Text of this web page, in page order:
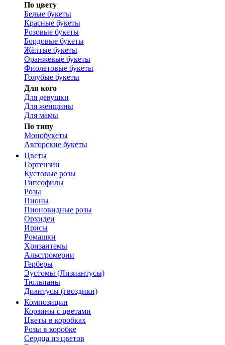
По цвету
Белые букеты
Красные букеты
Розовые букеты
Бордовые букеты
Жёлтые букеты
Оранжевые букеты
Фиолетовые букеты
Голубые букеты
Для кого
Для девушки
Для женщины
Для мамы
По типу
Монобукеты
Авторские букеты
Цветы
Гортензии
Кустовые розы
Гипсофилы
Розы
Пионы
Пионовидные розы
Орхидеи
Ирисы
Ромашки
Хризантемы
Альстромерии
Герберы
Эустомы (Лизиантусы)
Тюльпаны
Диантусы (гвоздики)
Композиции
Корзины с цветами
Цветы в коробках
Розы в коробке
Сердца из цветов